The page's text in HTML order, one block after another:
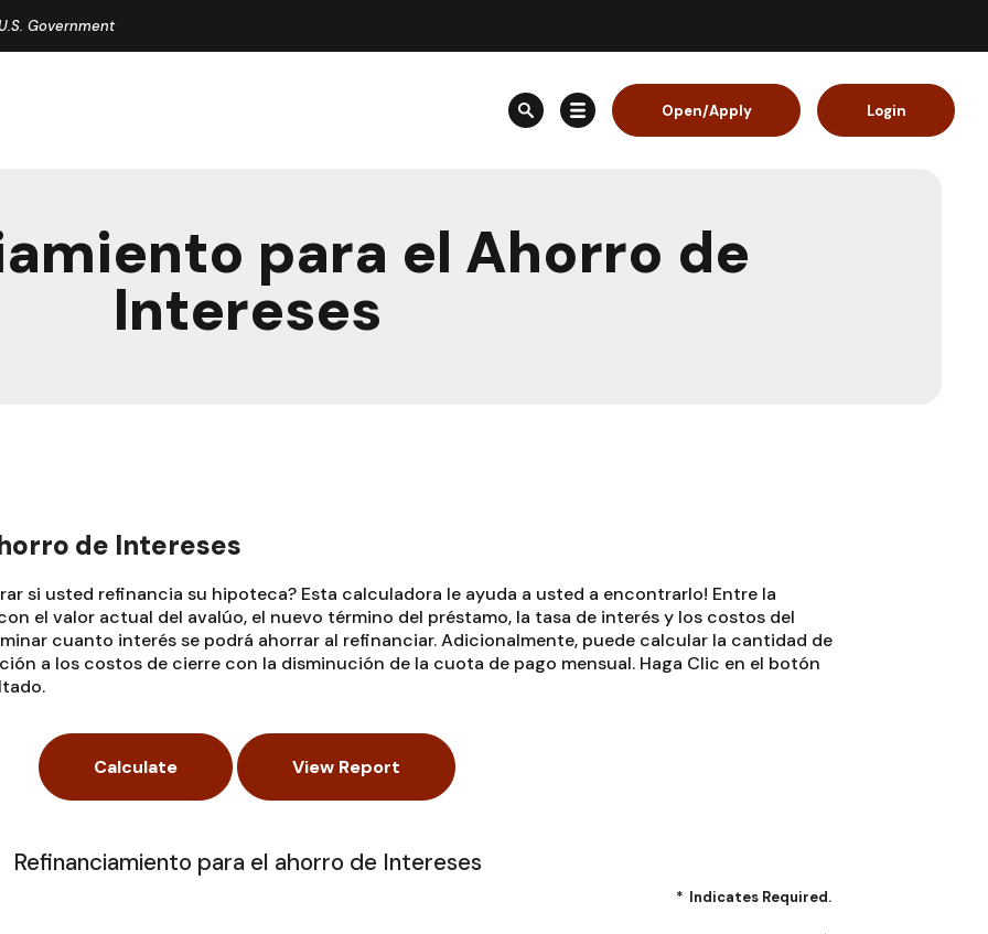
Government
Open/Apply Login
para el Ahorro de
Intereses
de Intereses
si usted refinancia su hipoteca? Esta calculadora le ayuda a usted a encontrarlo! Entre la
el valor actual del avalúo, el nuevo término del préstamo, la tasa de interés y los costos del
cuanto interés se podrá ahorrar al refinanciar. Adicionalmente, puede calcular la cantidad de
a los costos de cierre con la disminución de la cuota de pago mensual. Haga Clic en el botón
Refinanciamiento para el ahorro de Intereses
* Indicates Required.